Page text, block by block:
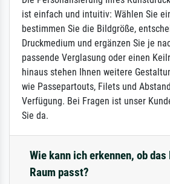
ist einfach und intuitiv: Wählen Sie
bestimmen Sie die Bildgröße,
Druckmedium und ergänzen Sie je
passende Verglasung oder einen
hinaus stehen Ihnen weitere
wie Passepartouts, Filets und
Verfügung. Bei Fragen ist unser
Sie da.
Wie kann ich erkennen, ob
Raum passt?